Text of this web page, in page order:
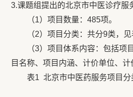
3.课题组提出的北京市中医诊疗服
（1）项目数量：485项。
（2）项目分类：共分9类，见
（3）项目体系内容：包括项
目名称、项目内涵、计价单位、计
表1 北京市中医药服务项目分